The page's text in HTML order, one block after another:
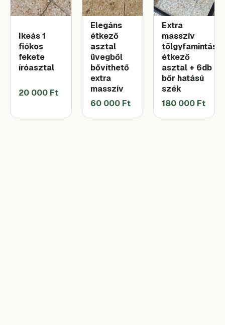
Ikeás 1
fiókos
fekete
íróasztal
20 000 Ft
Elegáns
étkező
asztal
üvegből
bővíthető
extra
masszív
60 000 Ft
Extra
masszív
tölgyfamintás
étkező
asztal + 6db
bőr hatású
szék
180 000 Ft